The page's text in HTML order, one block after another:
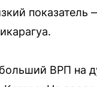
показатель
ВРП на